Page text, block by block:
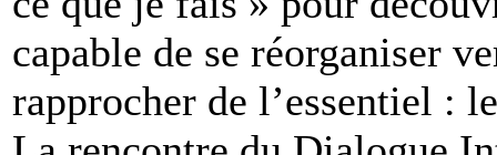
capable de se réorganiser
rapprocher de l’essentiel :